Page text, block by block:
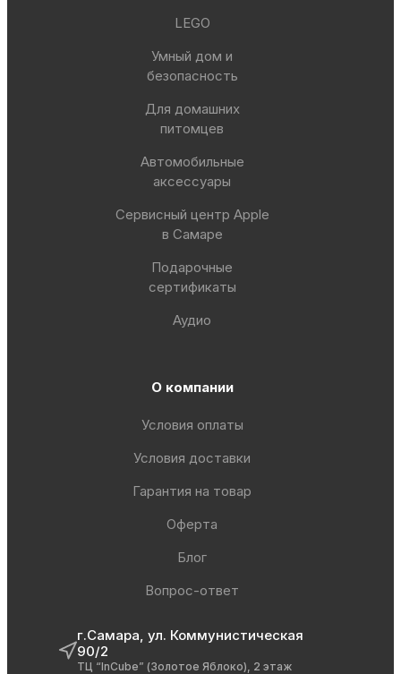
LEGO
Умный дом и
безопасность
Для домашних
питомцев
Автомобильные
аксессуары
Сервисный центр Apple
в Самаре
Подарочные
сертификаты
Аудио
О компании
Условия оплаты
Условия доставки
Гарантия на товар
Оферта
Блог
Вопрос-ответ
г.Самара, ул. Коммунистическая
90/2
ТЦ “InCube” (Золотое Яблоко), 2 этаж